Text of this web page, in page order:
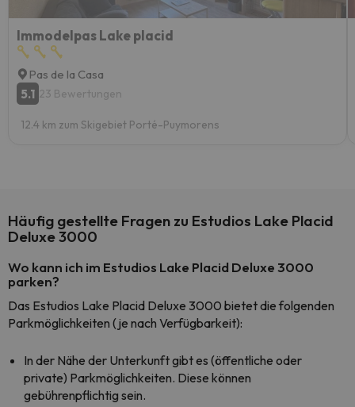
Immodelpas Lake placid
Pas de la Casa
5.1 23 Bewertungen
12.4 km zum Skigebiet Porté-Puymorens
Häufig gestellte Fragen zu Estudios Lake Placid
Deluxe 3000
Wo kann ich im Estudios Lake Placid Deluxe 3000
parken?
Das Estudios Lake Placid Deluxe 3000 bietet die folgenden
Parkmöglichkeiten (je nach Verfügbarkeit):
In der Nähe der Unterkunft gibt es (öffentliche oder
private) Parkmöglichkeiten. Diese können
gebührenpflichtig sein.